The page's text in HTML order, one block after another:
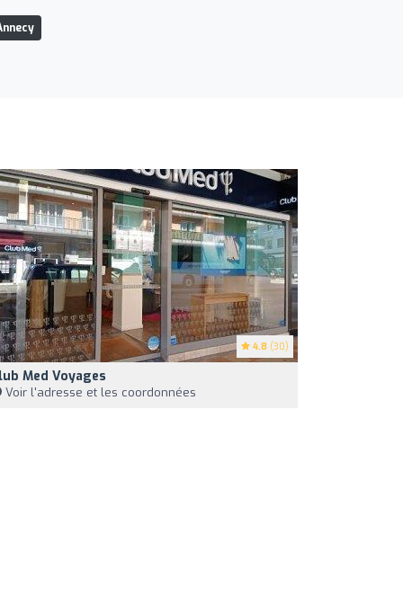
4.8 (30)
Med Voyages
Voir l'adresse et les coordonnées